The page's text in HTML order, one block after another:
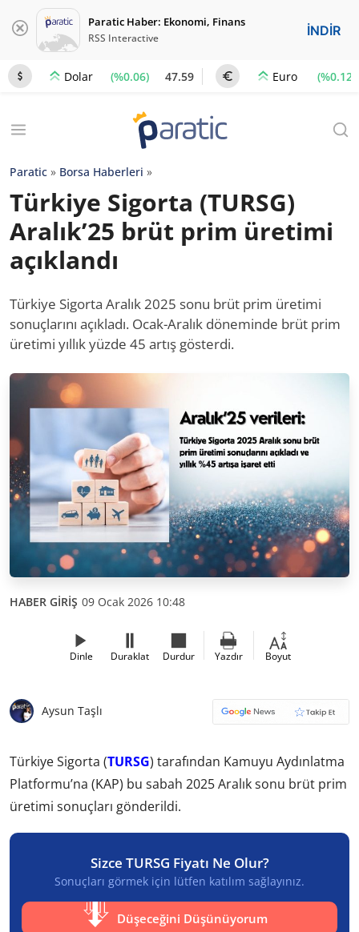
Paratic Haber: Ekonomi, Finans
RSS Interactive İNDİR
Dolar (%0.06) 47.59 Euro (%0.12)
Paratic » Borsa Haberleri »
Türkiye Sigorta (TURSG)
Aralık’25 brüt prim üretimi
açıklandı
Türkiye Sigorta Aralık 2025 sonu brüt prim üretimi
sonuçlarını açıkladı. Ocak-Aralık döneminde brüt prim
üretimi yıllık yüzde 45 artış gösterdi.
HABER GİRİŞ 09 Ocak 2026 10:48
Dinle Duraklat Durdur Yazdır Boyut
Aysun Taşlı
Türkiye Sigorta (TURSG) tarafından Kamuyu Aydınlatma
Platformu’na (KAP) bu sabah 2025 Aralık sonu brüt prim
üretimi sonuçları gönderildi.
Sizce TURSG Fiyatı Ne Olur?
Sonuçları görmek için lütfen katılım sağlayınız.
Düşeceğini Düşünüyorum